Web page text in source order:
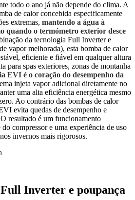
todo o ano já não depende do clima. A
de calor concebida especificamente
extremas, mantendo a água à
quando o termómetro exterior desce
da tecnologia Full Inverter e
vapor melhorada), esta bomba de calor
eficiente e fiável em qualquer altura
para spas exteriores, zonas de montanha
EVI é o coração do desempenho da
injeta vapor adicional diretamente no
uma alta eficiência energética mesmo
Ao contrário das bombas de calor
evita quedas de desempenho e
resultado é um funcionamento
do compressor e uma experiência de uso
invernos mais rigorosos.
Inverter e poupança